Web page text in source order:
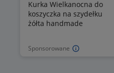
Sponsorowane
Kurka Wielkanocna do
koszyczka na szydełku
żółta handmade